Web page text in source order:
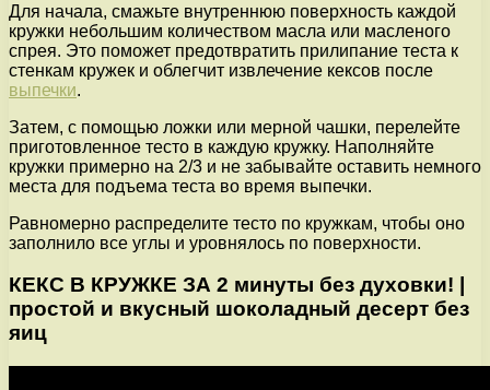
Для начала, смажьте внутреннюю поверхность каждой
кружки небольшим количеством масла или масленого
спрея. Это поможет предотвратить прилипание теста к
стенкам кружек и облегчит извлечение кексов после
выпечки.
Затем, с помощью ложки или мерной чашки, перелейте
приготовленное тесто в каждую кружку. Наполняйте
кружки примерно на 2/3 и не забывайте оставить немного
места для подъема теста во время выпечки.
Равномерно распределите тесто по кружкам, чтобы оно
заполнило все углы и уровнялось по поверхности.
КЕКС В КРУЖКЕ ЗА 2 минуты без духовки! |
простой и вкусный шоколадный десерт без
яиц